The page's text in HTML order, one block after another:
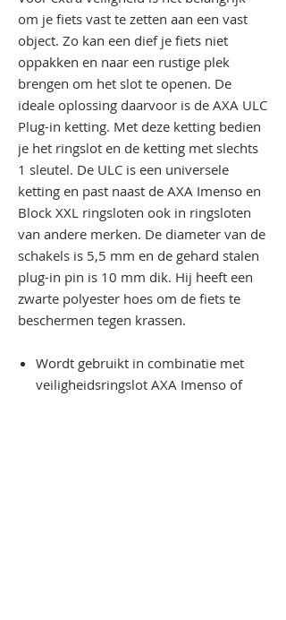
om je fiets vast te zetten aan een vast
object. Zo kan een dief je fiets niet
oppakken en naar een rustige plek
brengen om het slot te openen. De
ideale oplossing daarvoor is de AXA ULC
Plug-in ketting. Met deze ketting bedien
je het ringslot en de ketting met slechts
1 sleutel. De ULC is een universele
ketting en past naast de AXA Imenso en
Block XXL ringsloten ook in ringsloten
van andere merken. De diameter van de
schakels is 5,5 mm en de gehard stalen
plug-in pin is 10 mm dik. Hij heeft een
zwarte polyester hoes om de fiets te
beschermen tegen krassen.
Wordt gebruikt in combinatie met
veiligheidsringslot AXA Imenso of